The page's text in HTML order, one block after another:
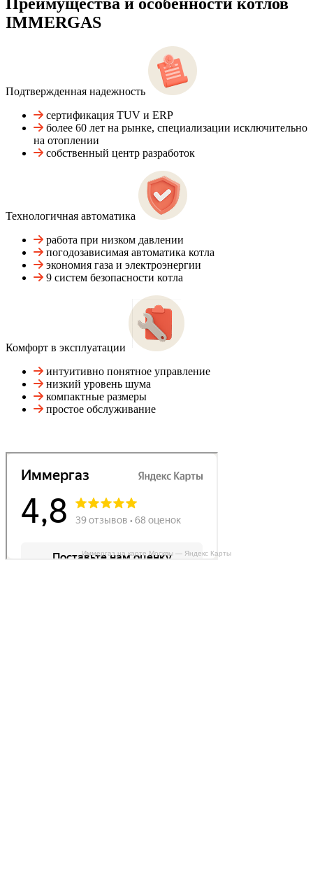
Преимущества и особенности котлов
IMMERGAS
Подтвержденная надежность
сертификация TUV и ERP
более 60 лет на рынке, специализации исключительно
на отоплении
собственный центр разработок
Технологичная автоматика
работа при низком давлении
погодозависимая автоматика котла
экономия газа и электроэнергии
9 систем безопасности котла
Комфорт в эксплуатации
интуитивно понятное управление
низкий уровень шума
компактные размеры
простое обслуживание
Иммергаз на карте Москвы — Яндекс Карты